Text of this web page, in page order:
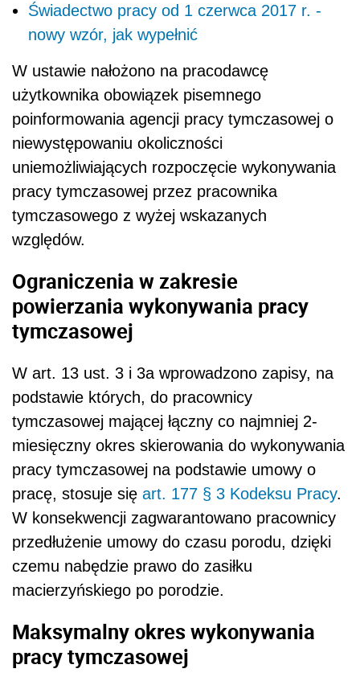
Świadectwo pracy od 1 czerwca 2017 r. -
nowy wzór, jak wypełnić
W ustawie nałożono na pracodawcę
użytkownika obowiązek pisemnego
poinformowania agencji pracy tymczasowej o
niewystępowaniu okoliczności
uniemożliwiających rozpoczęcie wykonywania
pracy tymczasowej przez pracownika
tymczasowego z wyżej wskazanych
względów.
Ograniczenia w zakresie
powierzania wykonywania pracy
tymczasowej
W art. 13 ust. 3 i 3a wprowadzono zapisy, na
podstawie których, do pracownicy
tymczasowej mającej łączny co najmniej 2-
miesięczny okres skierowania do wykonywania
pracy tymczasowej na podstawie umowy o
pracę, stosuje się art. 177 § 3 Kodeksu Pracy.
W konsekwencji zagwarantowano pracownicy
przedłużenie umowy do czasu porodu, dzięki
czemu nabędzie prawo do zasiłku
macierzyńskiego po porodzie.
Maksymalny okres wykonywania
pracy tymczasowej